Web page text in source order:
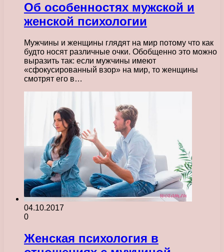
Об особенностях мужской и
женской психологии
Мужчины и женщины глядят на мир потому что как
будто носят различные очки. Обобщенно это можно
выразить так: если мужчины имеют
«сфокусированный взор» на мир, то женщины
смотрят его в…
04.10.2017
0
Женская психология в